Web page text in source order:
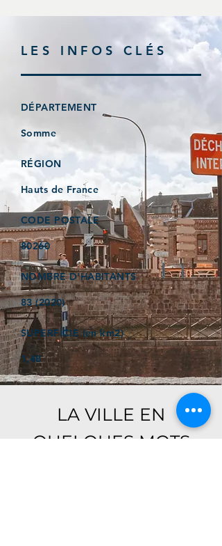
LES INFOS CLÉS
DÉPARTEMENT
Somme
RÉGION
Hauts de France
CODE POSTALE
80260
NOMBRE D'HABITANTS
83 (2020)
SUPERFICIE (en km2)
1,48
LA VILLE EN
QUELQUES MOTS